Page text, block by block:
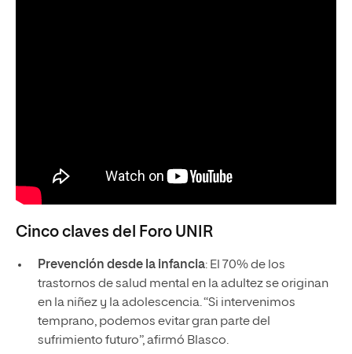
Cinco claves del Foro UNIR
Prevención desde la infancia: El 70% de los
trastornos de salud mental en la adultez se originan
en la niñez y la adolescencia. “Si intervenimos
temprano, podemos evitar gran parte del
sufrimiento futuro”, afirmó Blasco.